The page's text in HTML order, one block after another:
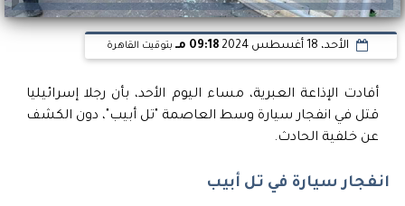
الأحد، 18 أغسطس 2024 09:18 مـ بتوقيت القاهرة
أفادت الإذاعة العبرية، مساء اليوم الأحد، بأن رجلا إسرائيليا
قتل في انفجار سيارة وسط العاصمة "تل أبيب"، دون الكشف
عن خلفية الحادث.
انفجار سيارة في تل أبيب